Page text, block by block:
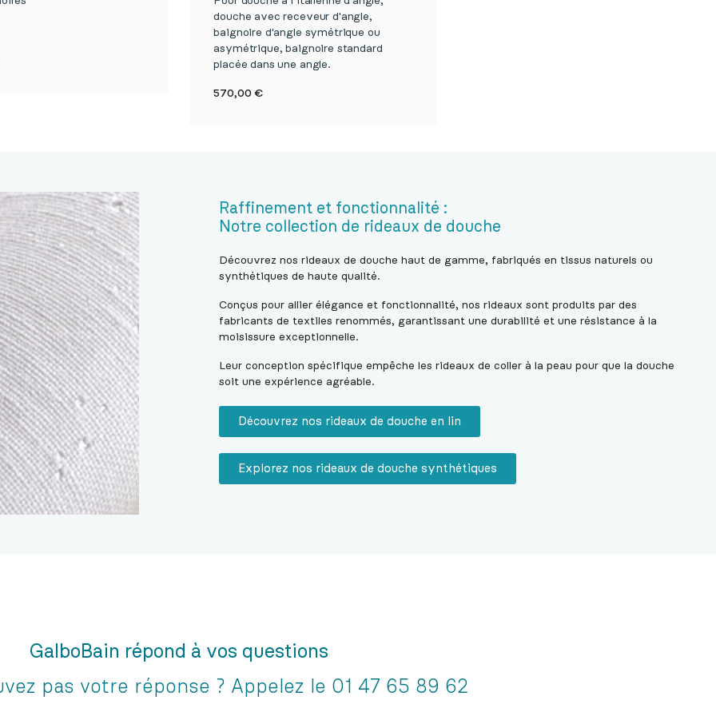
douche avec receveur d'angle,
baignoire d'angle symétrique ou
asymétrique, baignoire standard
placée dans une angle.
Prix
570,00 €
Raffinement et fonctionnalité :
Notre collection de rideaux de douche
Découvrez nos rideaux de douche haut de gamme, fabriqués en tissus naturels ou
synthétiques de haute qualité.
Conçus pour allier élégance et fonctionnalité, nos rideaux sont produits par des
fabricants de textiles renommés, garantissant une durabilité et une résistance à la
moisissure exceptionnelle.
Leur conception spécifique empêche les rideaux de coller à la peau pour que la douche
soit une expérience agréable.
Découvrez nos rideaux de douche en lin
Explorez nos rideaux de douche synthétiques
GalboBain répond à vos questions
pas votre réponse ? Appelez le 01 47 65 89 62